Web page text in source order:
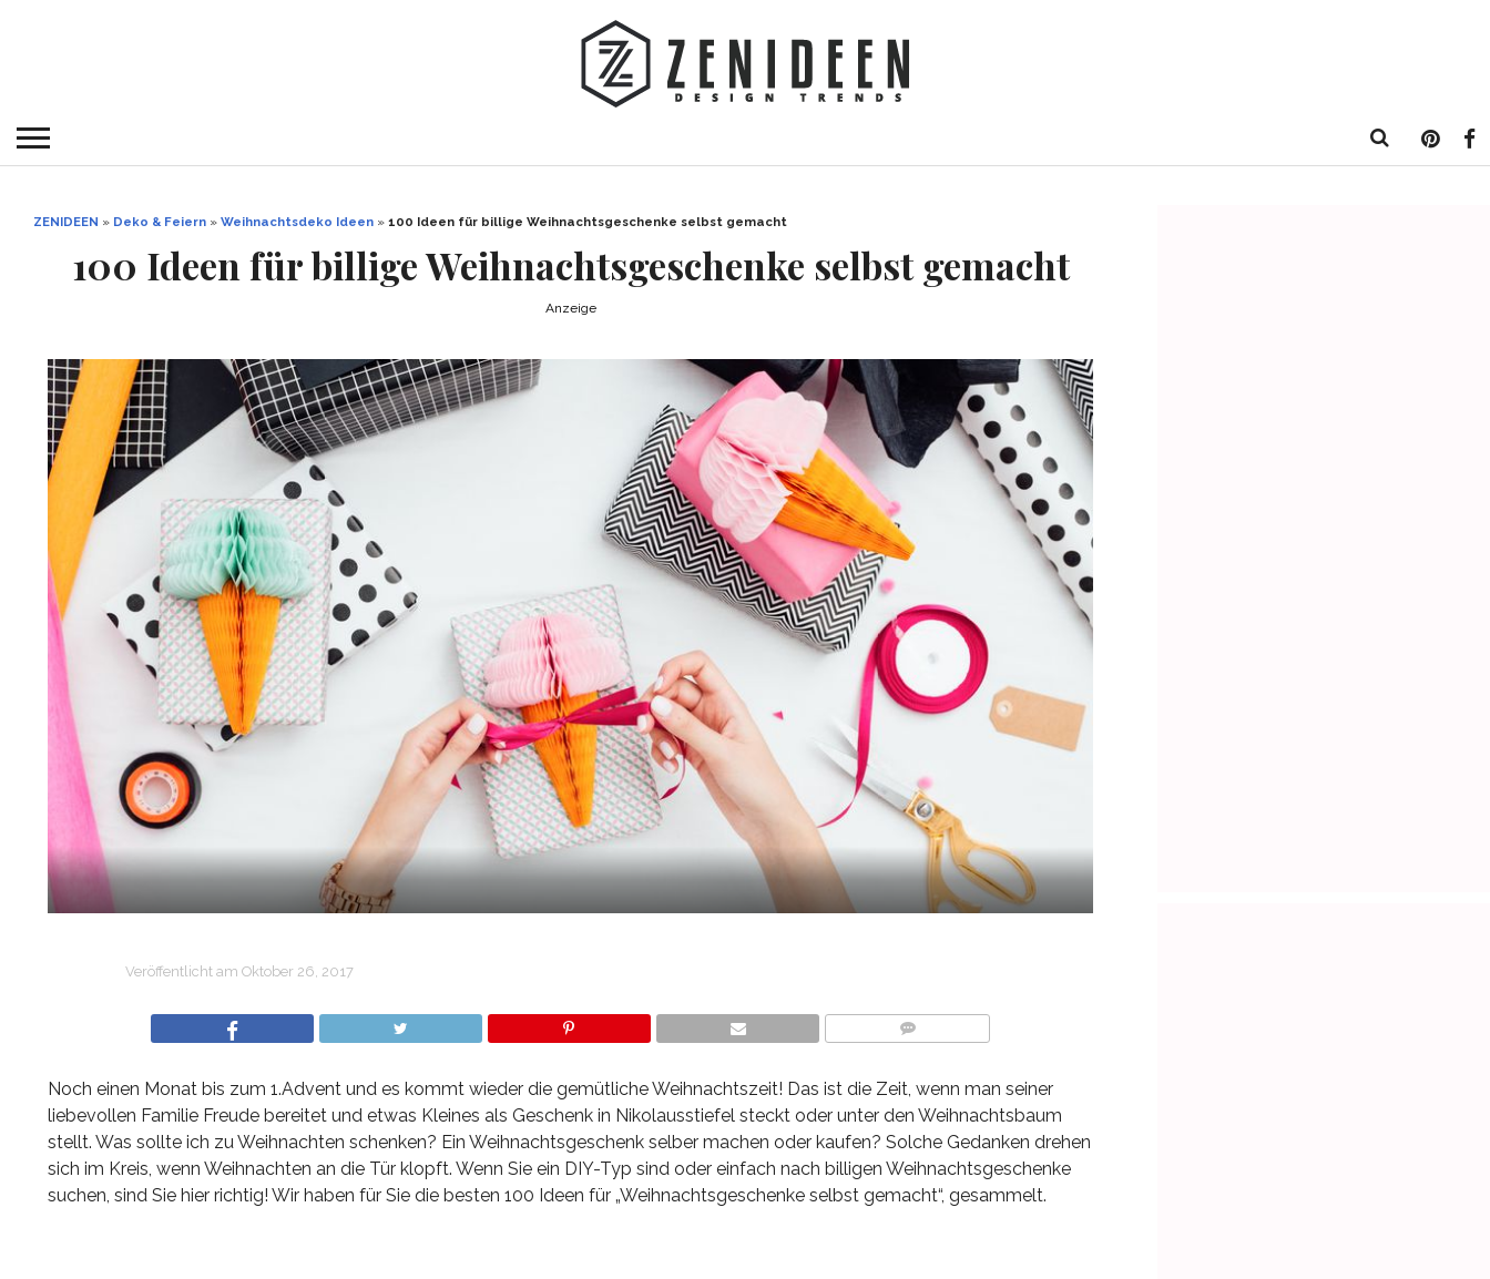
ZENIDEEN » Deko & Feiern » Weihnachtsdeko Ideen » 100 Ideen für billige Weihnachtsgeschenke selbst gemacht
100 Ideen für billige Weihnachtsgeschenke selbst gemacht
Anzeige
Veröffentlicht am Oktober 26, 2017
Noch einen Monat bis zum 1.Advent und es kommt wieder die gemütliche Weihnachtszeit! Das ist die Zeit, wenn man seiner
liebevollen Familie Freude bereitet und etwas Kleines als Geschenk in Nikolausstiefel steckt oder unter den Weihnachtsbaum
stellt. Was sollte ich zu Weihnachten schenken? Ein Weihnachtsgeschenk selber machen oder kaufen? Solche Gedanken drehen
sich im Kreis, wenn Weihnachten an die Tür klopft. Wenn Sie ein DIY-Typ sind oder einfach nach billigen Weihnachtsgeschenke
suchen, sind Sie hier richtig! Wir haben für Sie die besten 100 Ideen für „Weihnachtsgeschenke selbst gemacht“, gesammelt.